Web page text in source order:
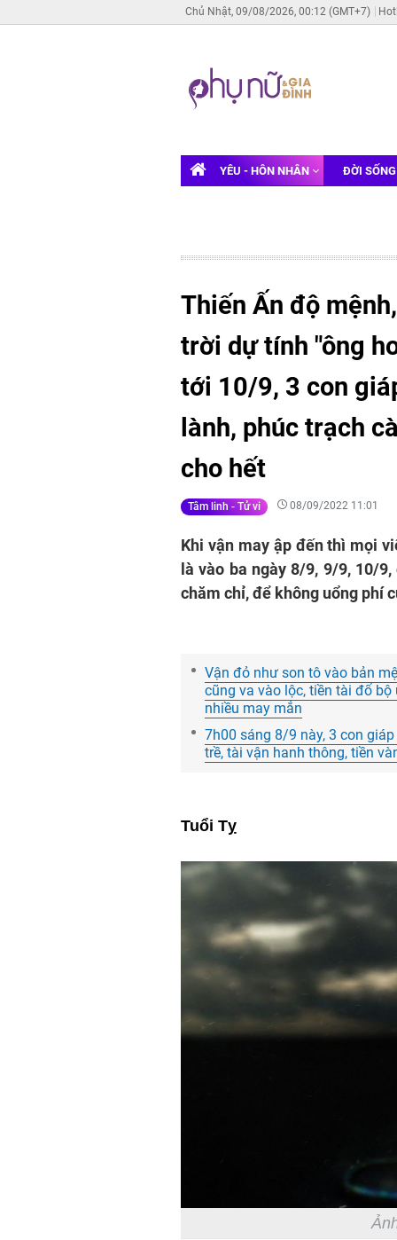
Chủ Nhật, 09/08/2026, 00:12 (GMT+7)
YÊU - HÔN NHÂN ĐỜI
Thiến Ấn độ
trời dự tính "ông
tới 10/9, 3 con
lành, phúc trạch
cho hết
Tâm linh - Tử vi 08/09/2022 11:01
Khi vận may ập đến thì mọi
là vào ba ngày 8/9, 9/9, 10/
chăm chỉ, để không uổng phí
Vận đỏ như son tô vào bản
cũng va vào lộc, tiền tài đổ
nhiều may mắn
7h00 sáng 8/9 này, 3 con
trề, tài vận hanh thông, tiền
Tuổi Tỵ